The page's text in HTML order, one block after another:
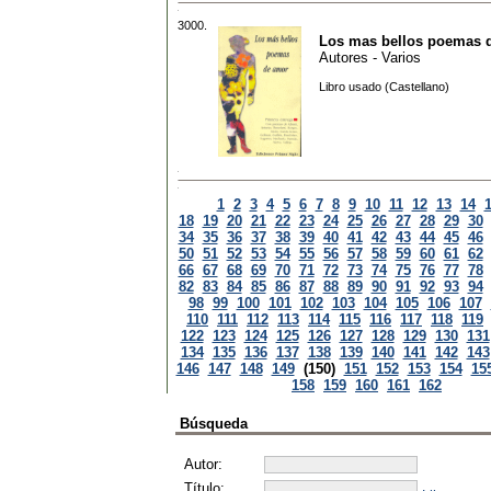
3000.
Los mas bellos poemas
Autores - Varios
Libro usado (Castellano)
1 2 3 4 5 6 7 8 9 10 11 12 13 14
18 19 20 21 22 23 24 25 26 27 28 29 30
34 35 36 37 38 39 40 41 42 43 44 45 46
50 51 52 53 54 55 56 57 58 59 60 61 62
66 67 68 69 70 71 72 73 74 75 76 77 78
82 83 84 85 86 87 88 89 90 91 92 93 94
98 99 100 101 102 103 104 105 106 107
110 111 112 113 114 115 116 117 118 119
122 123 124 125 126 127 128 129 130 131
134 135 136 137 138 139 140 141 142 143
146 147 148 149 (150) 151 152 153 154
158 159 160 161 162
Búsqueda
Autor: